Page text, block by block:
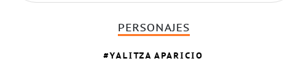
PERSONAJES
YALITZA APARICIO